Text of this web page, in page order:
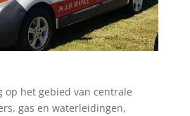
op het gebied van centrale
gas en waterleidingen,